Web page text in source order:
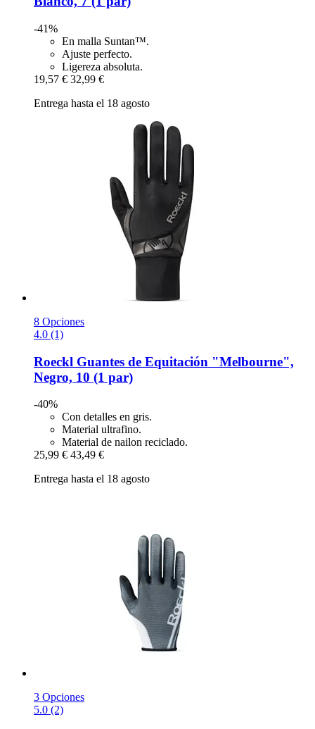
-41%
En malla Suntan™.
Ajuste perfecto.
Ligereza absoluta.
19,57 € 32,99 €
Entrega hasta el 18 agosto
8 Opciones
4.0 (1)
Roeckl Guantes de Equitación "Melbourne",
Negro, 10 (1 par)
-40%
Con detalles en gris.
Material ultrafino.
Material de nailon reciclado.
25,99 € 43,49 €
Entrega hasta el 18 agosto
3 Opciones
5.0 (2)